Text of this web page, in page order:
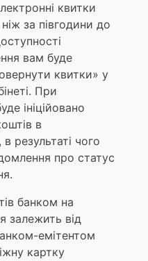
квитки
за півгодини до
вам буде
квитки» у
При
ініційовано
в
результаті чого
про статус
банком на
залежить від
емітентом
картку